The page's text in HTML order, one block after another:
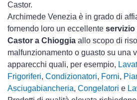
Castor.
Archimede Venezia è in grado di
fornendo loro un eccellente servizio
Castor a Chioggia allo scopo di
malfunzionamento o guasto su una
apparecchi quali, per esempio,
Frigoriferi, Condizionatori, Forni,
Asciugabiancheria, Congelatori e